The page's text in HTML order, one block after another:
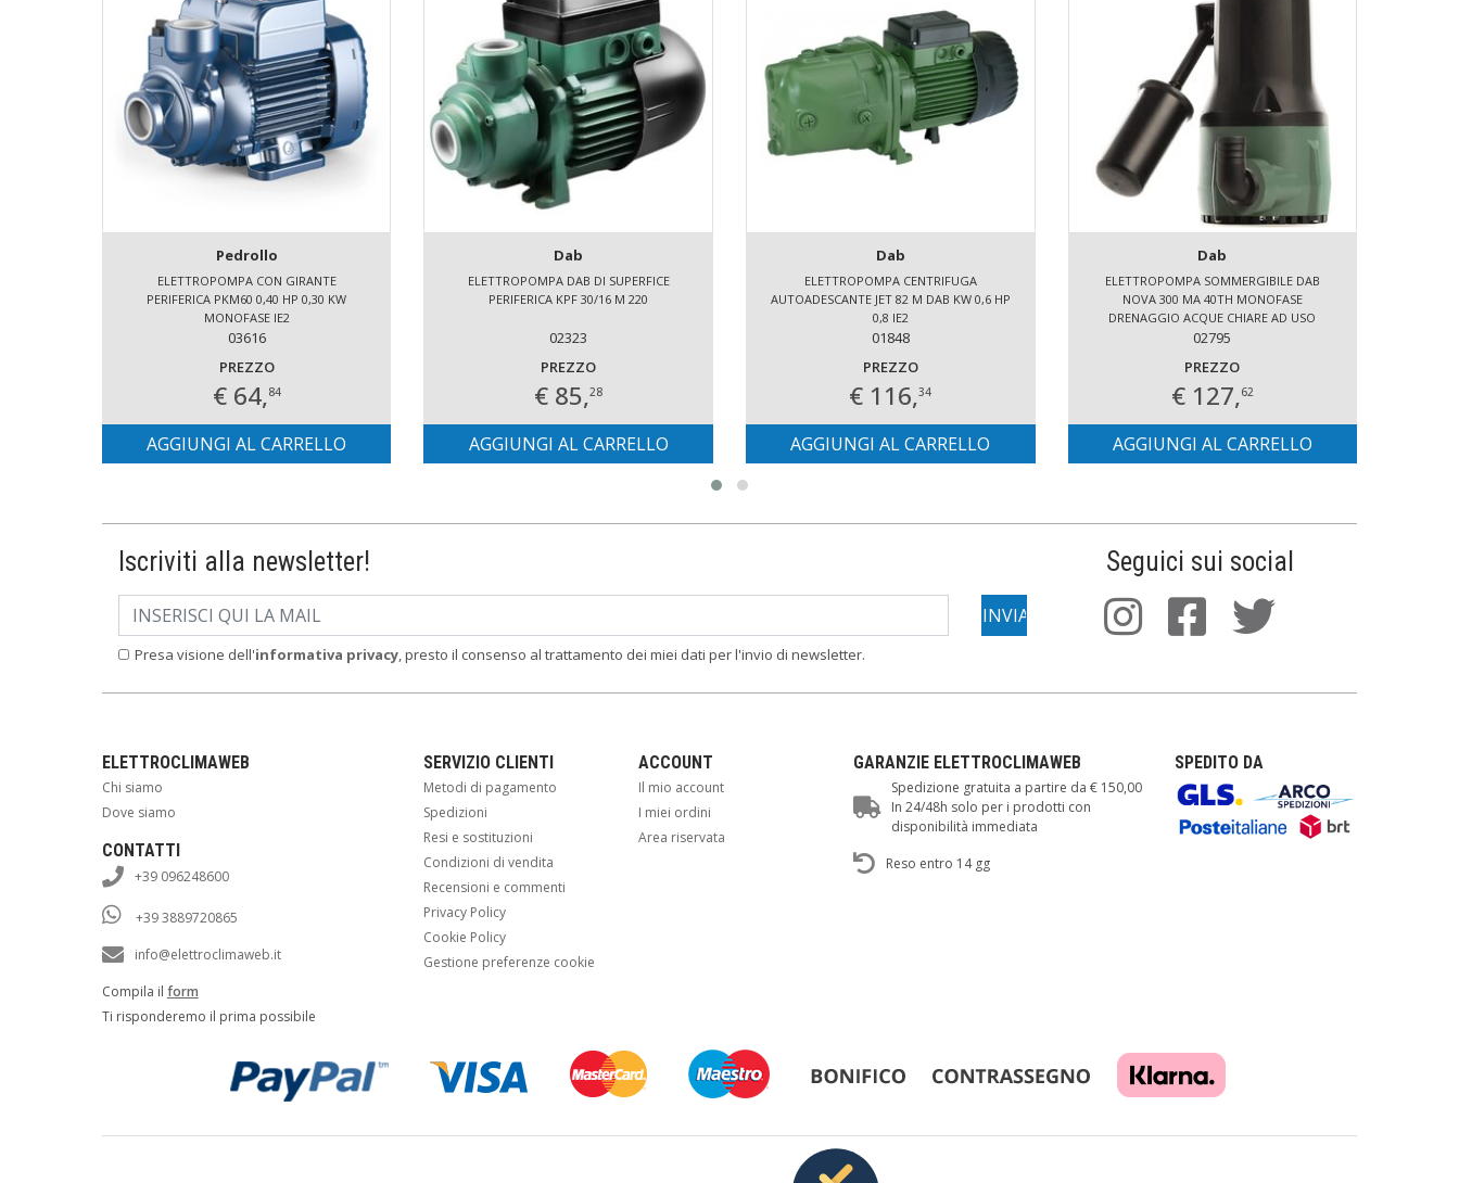
Pedrollo
ELETTROPOMPA CON GIRANTE
PERIFERICA PKM60 0,40 HP 0,30 KW
MONOFASE IE2
03616
PREZZO
€ 64,84
AGGIUNGI AL CARRELLO
Dab
ELETTROPOMPA DAB DI SUPERFICE
PERIFERICA KPF 30/16 M 220
02323
PREZZO
€ 85,28
AGGIUNGI AL CARRELLO
Dab
ELETTROPOMPA CENTRIFUGA
AUTOADESCANTE JET 82 M DAB KW 0,6 HP
0,8 IE2
01848
PREZZO
€ 116,34
AGGIUNGI AL CARRELLO
Dab
ELETTROPOMPA SOMMERGIBILE DAB
NOVA 300 MA 40TH MONOFASE
DRENAGGIO ACQUE CHIARE AD USO
DOMESTICO
02795
PREZZO
€ 127,62
AGGIUNGI AL CARRELLO
Iscriviti alla newsletter!
Presa visione dell'informativa privacy, presto il consenso al trattamento dei miei dati per l'invio di newsletter.
Seguici sui social
ELETTROCLIMAWEB
Chi siamo
Dove siamo
CONTATTI
+39 096248600
+39 3889720865
info@elettroclimaweb.it
Compila il form
Ti risponderemo il prima possibile
SERVIZIO CLIENTI
Metodi di pagamento
Spedizioni
Resi e sostituzioni
Condizioni di vendita
Recensioni e commenti
Privacy Policy
Cookie Policy
Gestione preferenze cookie
ACCOUNT
Il mio account
I miei ordini
Area riservata
GARANZIE ELETTROCLIMAWEB
Spedizione gratuita a partire da € 150,00
In 24/48h solo per i prodotti con
disponibilità immediata
Reso entro 14 gg
SPEDITO DA